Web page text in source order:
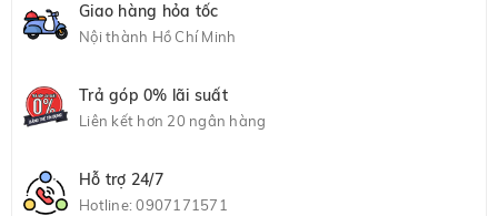
Giao hàng hỏa tốc
Nội thành Hồ Chí Minh
Trả góp 0% lãi suất
Liên kết hơn 20 ngân hàng
Hỗ trợ 24/7
Hotline:0907171571